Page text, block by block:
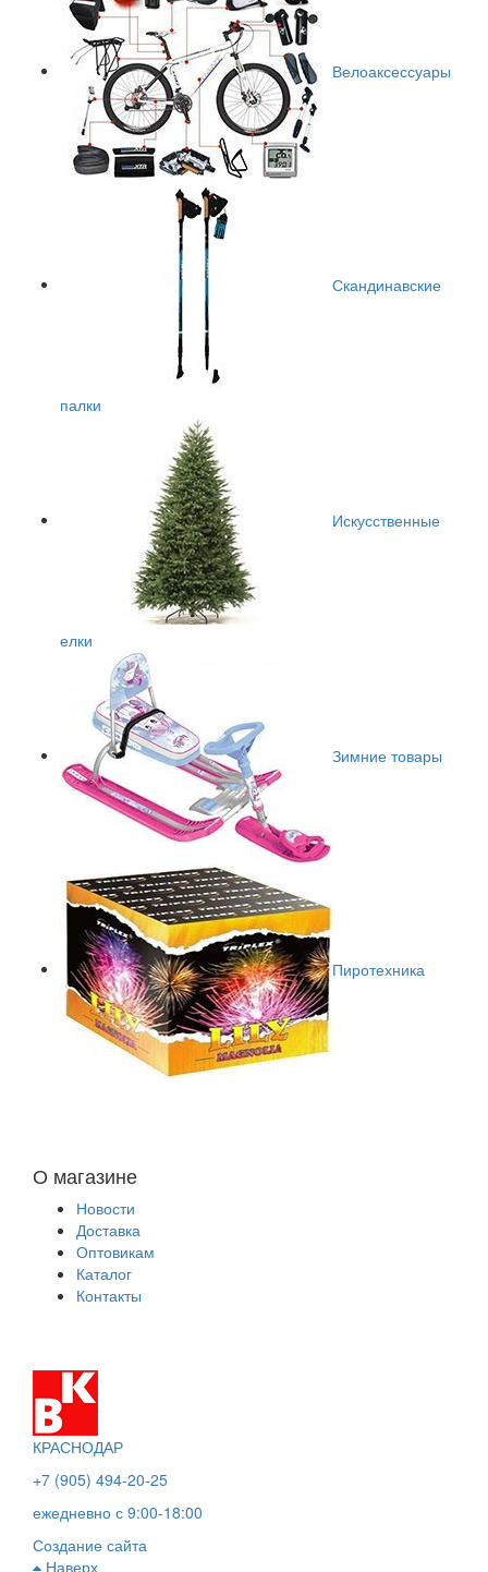
Велоаксессуары
Скандинавские
палки
Искусственные
елки
Зимние товары
Пиротехника
О магазине
Новости
Доставка
Оптовикам
Каталог
Контакты
КРАСНОДАР
+7 (905) 494-20-25
ежедневно с 9:00-18:00
Создание сайта
Наверх